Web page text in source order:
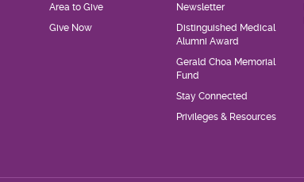
Area to Give
Give Now
Newsletter
Distinguished Medical
Alumni Award
Gerald Choa Memorial
Fund
Stay Connected
Privileges & Resources